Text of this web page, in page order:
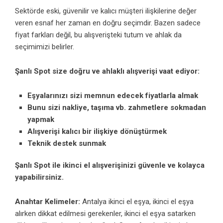
Sektörde eski, güvenilir ve kalıcı müşteri ilişkilerine değer
veren esnaf her zaman en doğru seçimdir. Bazen sadece
fiyat farkları değil, bu alışverişteki tutum ve ahlak da
seçimimizi belirler.
Şanlı Spot size doğru ve ahlaklı alışverişi vaat ediyor:
Eşyalarınızı sizi memnun edecek fiyatlarla almak
Bunu sizi nakliye, taşıma vb. zahmetlere sokmadan
yapmak
Alışverişi kalıcı bir ilişkiye dönüştürmek
Teknik destek sunmak
Şanlı Spot ile ikinci el alışverişinizi güvenle ve kolayca
yapabilirsiniz.
Anahtar Kelimeler: Antalya ikinci el eşya, ikinci el eşya
alırken dikkat edilmesi gerekenler, ikinci el eşya satarken